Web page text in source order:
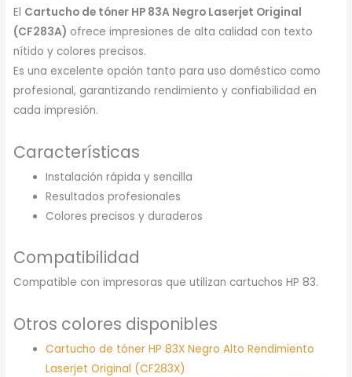
El Cartucho de tóner HP 83A Negro Laserjet Original
(CF283A) ofrece impresiones de alta calidad con texto
nítido y colores precisos.
Es una excelente opción tanto para uso doméstico como
profesional, garantizando rendimiento y confiabilidad en
cada impresión.
Características
Instalación rápida y sencilla
Resultados profesionales
Colores precisos y duraderos
Compatibilidad
Compatible con impresoras que utilizan cartuchos HP 83.
Otros colores disponibles
Cartucho de tóner HP 83X Negro Alto Rendimiento
Laserjet Original (CF283X)